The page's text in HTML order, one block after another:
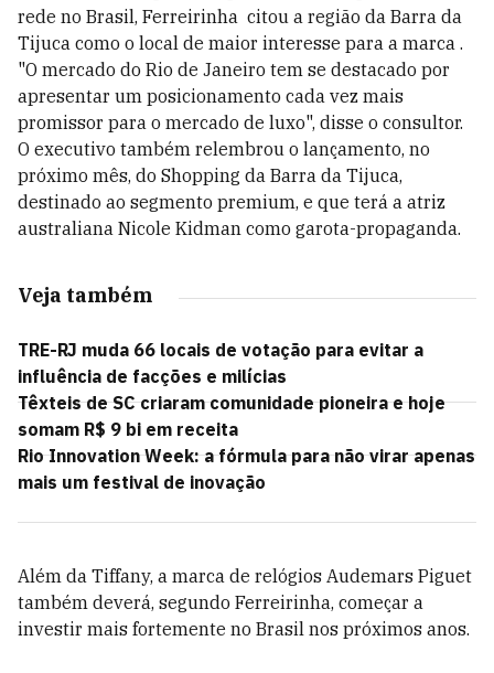
rede no Brasil, Ferreirinha citou a região da Barra da
Tijuca como o local de maior interesse para a marca .
"O mercado do Rio de Janeiro tem se destacado por
apresentar um posicionamento cada vez mais
promissor para o mercado de luxo", disse o consultor.
O executivo também relembrou o lançamento, no
próximo mês, do Shopping da Barra da Tijuca,
destinado ao segmento premium, e que terá a atriz
australiana Nicole Kidman como garota-propaganda.
Veja também
TRE-RJ muda 66 locais de votação para evitar a
influência de facções e milícias
Têxteis de SC criaram comunidade pioneira e hoje
somam R$ 9 bi em receita
Rio Innovation Week: a fórmula para não virar apenas
mais um festival de inovação
Além da Tiffany, a marca de relógios Audemars Piguet
também deverá, segundo Ferreirinha, começar a
investir mais fortemente no Brasil nos próximos anos.